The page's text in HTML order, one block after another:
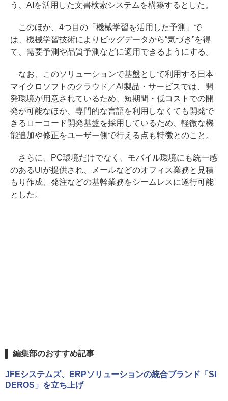
う、AIを活用した文書検索システムを構築するとした。
このほか、4つ目の「機械学習を活用した予測」で
は、機械学習技術によりビッグデータから“気づき”を得
て、需要予測や品質予測などに適用できるようにする。
なお、このソリューションで基盤として利用する日本
マイクロソフトのクラウド／AI製品・サービスでは、開
発環境が用意されているため、短期間・低コストでの開
発が可能なほか、専門的な言語を利用しなくても開発で
きるローコード開発基盤を採用しているため、軽微な機
能追加や修正をユーザー側で行える点も特徴とのこと。
さらに、PC環境だけでなく、モバイル環境にも統一感
のあるUIが提供され、メールなどのオフィス業務と見積
もり作成、発注などの基幹業務をシームレスに遂行可能
とした。
編集部のおすすめ記事
JFEシステムズ、ERPソリューションの統合ブランド「SI
DEROS」を立ち上げ